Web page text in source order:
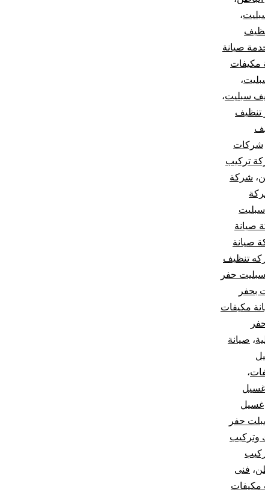
،
صيانة
مكيفات
،
سبليت،
تنظيف
شركات
تركيب
، شركة
صيانة
صيانة
تنظيف
حفر
بحفر
مكيفات
، صيانة
،
غسيل
غسيل
حفر
وتركيب
، فنى
مكيفات